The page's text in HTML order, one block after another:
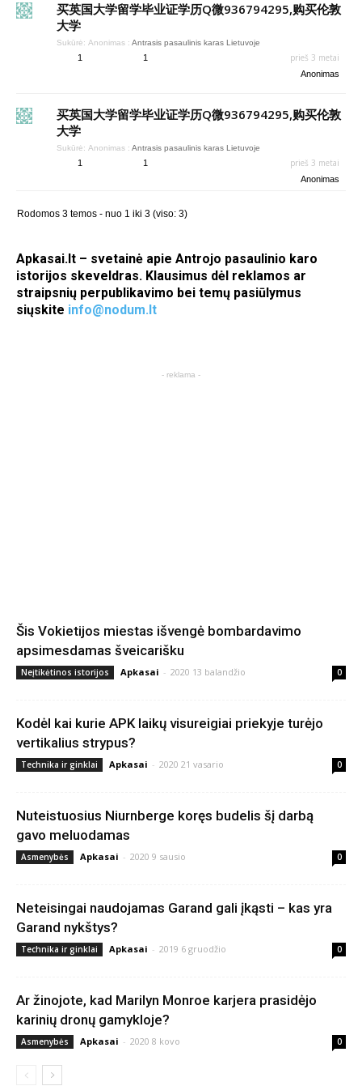
买英国大学留学毕业证学历Q微936794295,购买伦敦
大学
Sukūrė: Anonimas : Antrasis pasaulinis karas Lietuvoje
1 1 prieš 3 metai
Anonimas
买英国大学留学毕业证学历Q微936794295,购买伦敦
大学
Sukūrė: Anonimas : Antrasis pasaulinis karas Lietuvoje
1 1 prieš 3 metai
Anonimas
Rodomos 3 temos - nuo 1 iki 3 (viso: 3)
Apkasai.lt – svetainė apie Antrojo pasaulinio karo
istorijos skeveldras. Klausimus dėl reklamos ar
straipsnių perpublikavimo bei temų pasiūlymus
siųskite info@nodum.lt
- reklama -
Šis Vokietijos miestas išvengė bombardavimo
apsimesdamas šveicarišku
Neįtikėtinos istorijos Apkasai - 2020 13 balandžio 0
Kodėl kai kurie APK laikų visureigiai priekyje turėjo
vertikalius strypus?
Technika ir ginklai Apkasai - 2020 21 vasario 0
Nuteistuosius Niurnberge koręs budelis šį darbą
gavo meluodamas
Asmenybės Apkasai - 2020 9 sausio 0
Neteisingai naudojamas Garand gali įkąsti – kas yra
Garand nykštys?
Technika ir ginklai Apkasai - 2019 6 gruodžio 0
Ar žinojote, kad Marilyn Monroe karjera prasidėjo
karinių dronų gamykloje?
Asmenybės Apkasai - 2020 8 kovo 0